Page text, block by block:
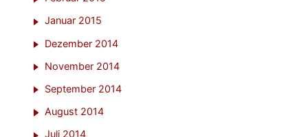
Januar 2015
Dezember 2014
November 2014
September 2014
August 2014
Juli 2014